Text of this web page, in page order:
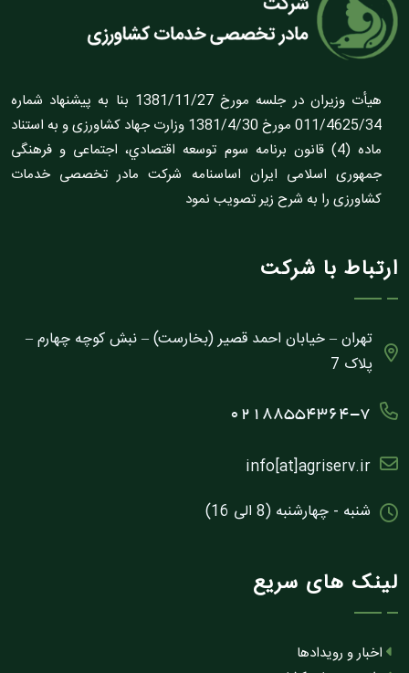
هيأت وزيران در جلسه مورخ 1381/11/27 بنا به پيشنهاد شماره
011/4625/34 مورخ 1381/4/30 وزارت جهاد کشاورزى و به استناد
ماده (4) قانون برنامه سوم توسعه اقتصادي، اجتماعى و فرهنگى
جمهورى اسلامى ايران اساسنامه شرکت مادر تخصصى خدمات
کشاورزى را به شرح زير تصويب نمود
ارتباط با شرکت
تهران – خیابان احمد قصیر (بخارست) – نبش کوچه چهارم –
پلاک 7
02188554364-7
info[at]agriserv.ir
شنبه - چهارشنبه (8 الی 16)
لینک های سریع
اخبار و رویدادها